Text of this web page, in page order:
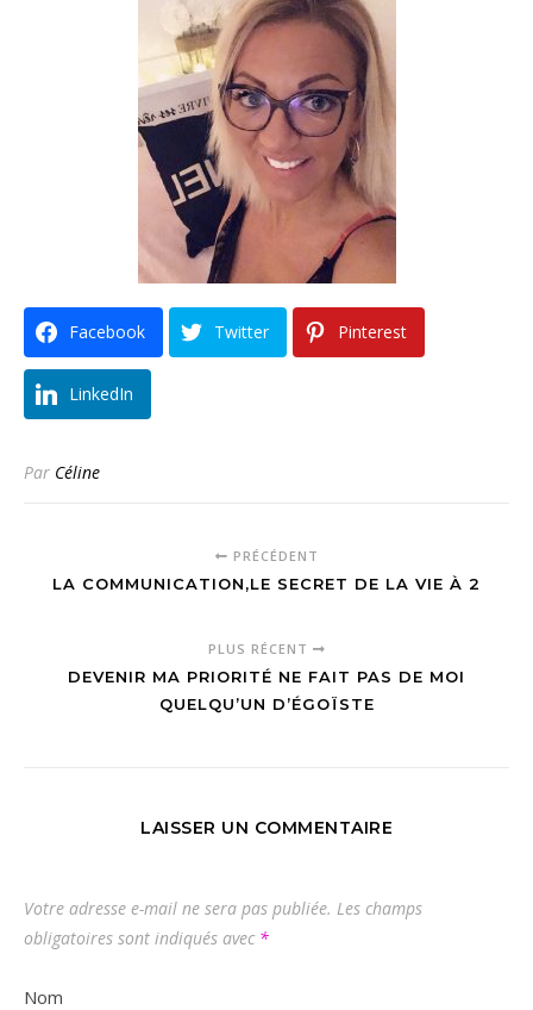
Facebook Twitter Pinterest
LinkedIn
Par Céline
PRÉCÉDENT
LA COMMUNICATION,LE SECRET DE LA VIE À 2
PLUS RÉCENT
DEVENIR MA PRIORITÉ NE FAIT PAS DE MOI
QUELQU’UN D’ÉGOÏSTE
LAISSER UN COMMENTAIRE
Votre adresse e-mail ne sera pas publiée. Les champs
obligatoires sont indiqués avec *
Nom